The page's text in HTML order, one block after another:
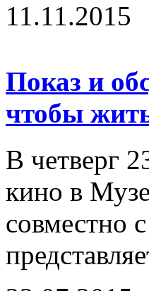
11.11.2015
Показ и
чтобы
В четверг
кино в
совместно